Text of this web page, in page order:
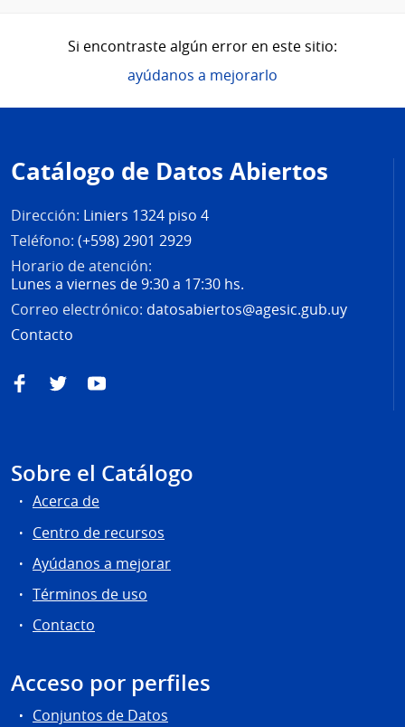
Si encontraste algún error en este sitio:
ayúdanos a mejorarlo
de
página
Catálogo de Datos Abiertos
Dirección: Liniers 1324 piso 4
Teléfono: (+598) 2901 2929
Horario de atención:
Lunes a viernes de 9:30 a 17:30 hs.
Correo electrónico: datosabiertos@agesic.gub.uy
Contacto
FacebookTwitterYouTube
Sobre el Catálogo
Acerca de
Centro de recursos
Ayúdanos a mejorar
Términos de uso
Contacto
Acceso por perfiles
Conjuntos de Datos